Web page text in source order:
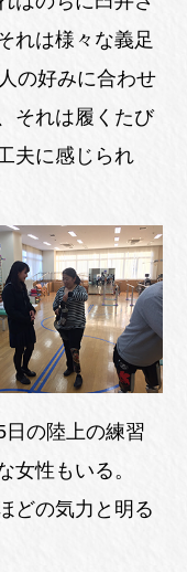
れは様々な義足
の好みに合わせ
それは履くたび
夫に感じられ
の陸上の練習
女性もいる。
どの気力と明る